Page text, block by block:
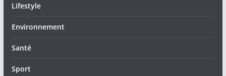
Lifestyle
Environnement
Santé
Sport